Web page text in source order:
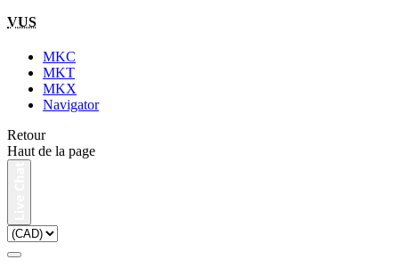
VUS
MKC
MKT
MKX
Navigator
Retour
Haut de la page